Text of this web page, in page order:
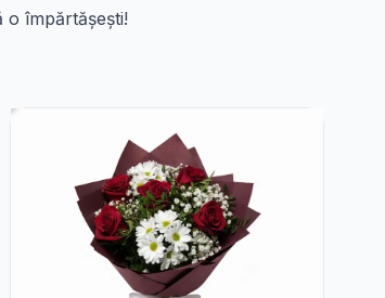
împărtășești!